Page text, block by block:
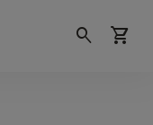
search shopping_cart